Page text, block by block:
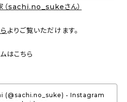
（sachi.no_sukeさん）
よりご覧いただけます。
はこちら
(@sachi.no_suke) • Instagram